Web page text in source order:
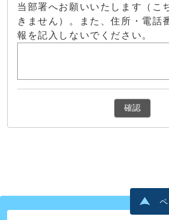
当部署へお願いいたします（こ
きません）。また、住所・電話
報を記入しないでください。
確認